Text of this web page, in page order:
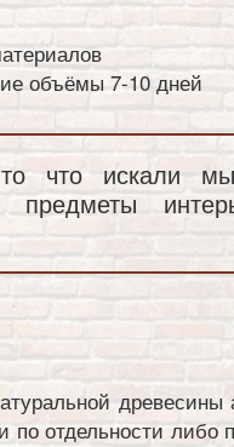
объёмы 7-10 дней
что искали
предметы
древесины
отдельности либо